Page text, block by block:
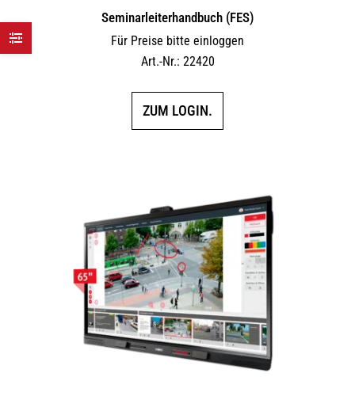
Seminarleiterhandbuch (FES)
Für Preise bitte einloggen
Art.-Nr.: 22420
ZUM LOGIN.